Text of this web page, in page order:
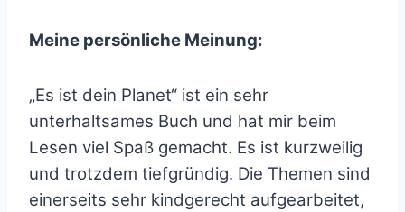
Meine persönliche Meinung:
„Es ist dein Planet“ ist ein sehr
unterhaltsames Buch und hat mir beim
Lesen viel Spaß gemacht. Es ist kurzweilig
und trotzdem tiefgründig. Die Themen sind
einerseits sehr kindgerecht aufgearbeitet,